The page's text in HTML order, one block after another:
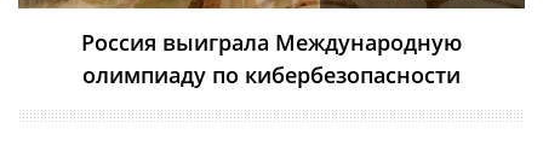
Россия выиграла Международную
олимпиаду по кибербезопасности